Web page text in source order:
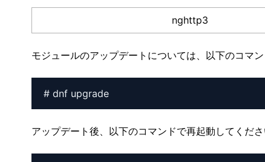
nghttp3
モジュールのアップデートについては、以下のコマン
# dnf upgrade
アップデート後、以下のコマンドで再起動してくださ